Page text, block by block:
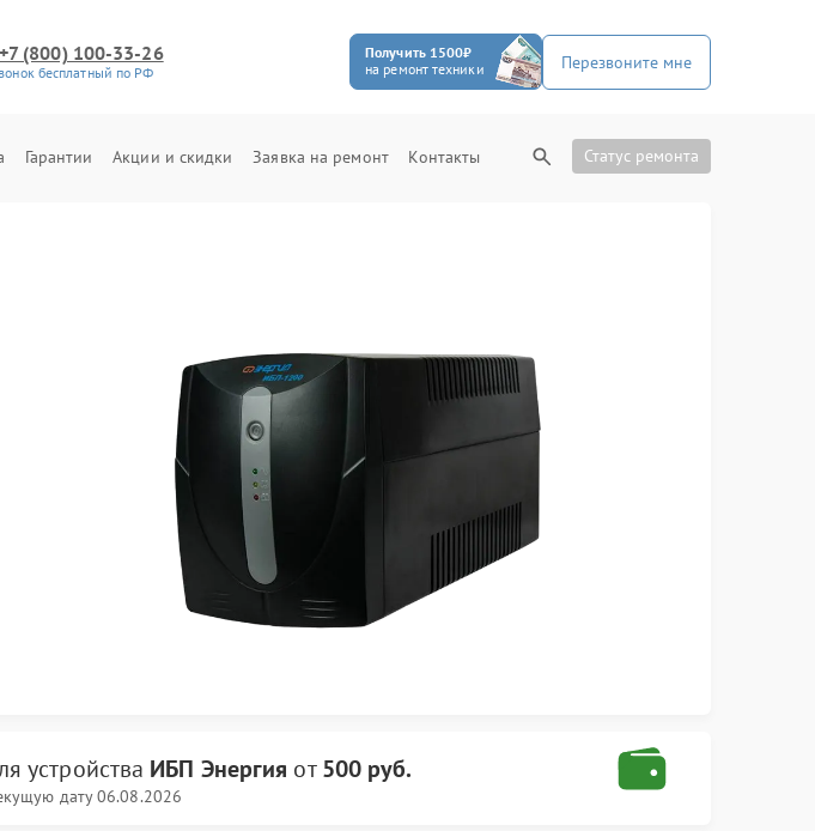
+7 (800) 100-33-26
бесплатный по РФ
Получить 1500₽
на ремонт техники
Перезвоните мне
Гарантии Акции и скидки Заявка на ремонт Контакты Статус ремонта
устройства ИБП Энергия от500 руб.
дату 06.08.2026